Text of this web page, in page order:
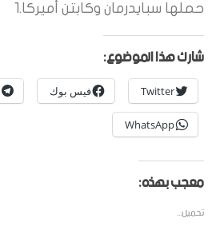
حملها سبايدرمان وكابتن أميركا.1
شارك هذا الموضوع:
Twitter فيس بوك
WhatsApp
معجب بهذه:
تحميل...